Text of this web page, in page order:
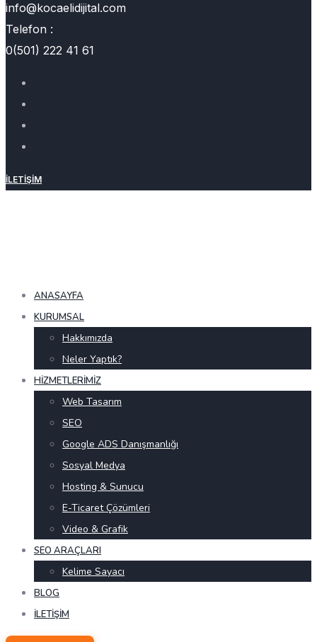
info@kocaelidijital.com
Telefon :
0(501) 222 41 61
İLETIŞIM
ANASAYFA
KURUMSAL
Hakkımızda
Neler Yaptık?
HIZMETLERIMIZ
Web Tasarım
SEO
Google ADS Danışmanlığı
Sosyal Medya
Hosting & Sunucu
E-Ticaret Çözümleri
Video & Grafik
SEO ARAÇLARI
Kelime Sayacı
BLOG
İLETIŞIM